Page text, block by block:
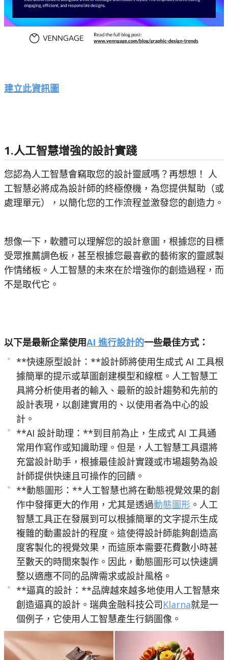
建立此資訊圖
1.人工智慧增強的設計實踐
您認為人工智慧會竊取您的設計靈感嗎？再想想！ 人
工智慧必將成為設計師的終極僚機，為您提供幫助（或
處理單元），以簡化您的工作流程並激發您的創造力。
想像一下，軟體可以理解您的設計意圖，根據您的目標
受眾推薦調色板，甚至根據您最喜歡的藝術家的靈感製
作情緒板。人工智慧的未來在於增強你的創造過程，而
不是取代它。
以下是最新企業使用AI 進行設計的一些最佳方式：
**快速原型設計：**設計師將使用生成式 AI 工具根
據簡單的提示或草圖創建模型和線框。人工智慧工
具將分析使用者的輸入、最新的設計趨勢和先前的
設計表現，以創建實用的、以使用者為中心的設
計。
**AI 設計助理：**到目前為止，生成式 AI 工具通
常用作寫作或知識助理。但是，人工智慧工具還將
充當設計助手，根據最佳設計實踐或市場趨勢為設
計師提供快速且可操作的回饋。
**動態圖形：**人工智慧也將在動態視覺效果的創
作中發揮更大的作用，尤其是透過動態圖形 。人工
智慧工具正在發展到可以根據簡單的文字提示生成
複雜的動畫設計的程度。這使得設計師能夠創造高
度客製化的視覺效果，而這原本需要花費數小時甚
至數天的時間來製作。因此，動態圖形可以快速調
整以適應不同的品牌需求或設計風格。
**逼真的設計：**品牌越來越多地使用人工智慧來
創造逼真的設計。瑞典金融科技公司Klarna就是一
個例子，它使用人工智慧產生行銷圖像。